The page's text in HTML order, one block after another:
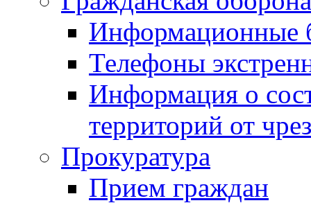
Информационные
Телефоны
Информация о
территорий от
Прокуратура
Прием граждан